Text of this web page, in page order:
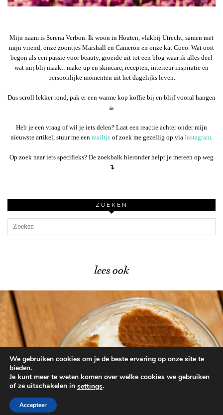
Mijn naam is Serena Verbon. Ik woon in Houten, vlakbij Utrecht, samen met
mijn vriend, onze zoontjes Marshall en Cameron en onze kat Coco. Wat ooit
begon als een passie voor beauty, groeide uit tot een blog waar ik alles deel
wat mij blij maakt: make-up en skincare, recepten, interieur inspiratie en
persoonlijke momenten uit het dagelijks leven.
Dus scroll lekker rond, pak er een warme kop koffie bij en blijf vooral hangen
☕︎
Heb je een vraag of wil je iets delen? Laat een reactie achter onder mijn
nieuwste artikel, stuur me een mailtje of zoek me gezellig op via Instagram.
Op zoek naar iets specifieks? De zoekbalk hieronder helpt je meteen op weg
↴
ZOEKEN
lees ook
Heerlijk herfsttoetje met stroopwafels …
We gebruiken cookies om je de beste ervaring op onze site te
bieden.
Je kunt meer te weten komen over welke cookies we gebruiken
of ze uitschakelen in settings.
Accepteer